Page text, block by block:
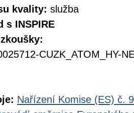
kvality: služba
s INSPIRE
CUZK_ATOM_HY-
Nařízení Komise (ES) č.